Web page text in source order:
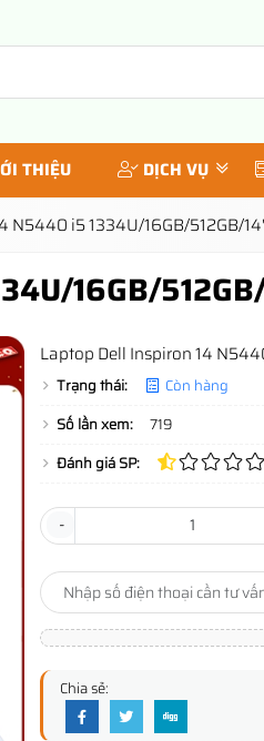
THIỆU DỊCH VỤ
N5440 i5 1334U/16GB/512GB/
16GB/
Laptop Dell Inspiron 14
Trạng thái:
Còn hàng
Số lần xem:
719
Đánh giá SP:
-
Chia sẻ: